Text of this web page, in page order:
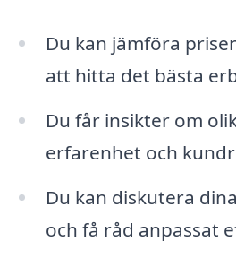
Du kan jämföra
att hitta det bästa
Du får insikter om
erfarenhet och
Du kan diskutera
och få råd anpassat